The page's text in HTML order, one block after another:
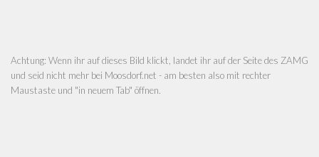
Achtung: Wenn ihr auf dieses Bild klickt, landet ihr auf der Seite des ZAMG
und seid nicht mehr bei Moosdorf.net - am besten also mit rechter
Maustaste und "in neuem Tab" öffnen.